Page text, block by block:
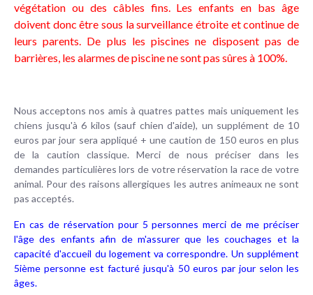
végétation ou des câbles fins. Les enfants en bas âge
doivent donc être sous la surveillance étroite et continue de
leurs parents. De plus les piscines ne disposent pas de
barrières, les alarmes de piscine ne sont pas sûres à 100%.
Nous acceptons nos amis à quatres pattes mais uniquement les
chiens jusqu'à 6 kilos (sauf chien d'aide), un supplément de 10
euros par jour sera appliqué + une caution de 150 euros en plus
de la caution classique. Merci de nous préciser dans les
demandes particulières lors de votre réservation la race de votre
animal. Pour des raisons allergiques les autres animeaux ne sont
pas acceptés.
En cas de réservation pour 5 personnes merci de me préciser
l'âge des enfants afin de m'assurer que les couchages et la
capacité d'accueil du logement va correspondre. Un supplément
5ième personne est facturé jusqu'à 50 euros par jour selon les
âges.